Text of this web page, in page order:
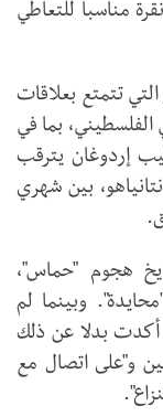
مناسبا للتعاطي
تتمتع بعلاقات
الفلسطيني، بما في
إردوغان يترقب
بين شهري
هجوم "حماس"،
وبينما لم
أكدت بدلا عن ذلك
و"على اتصال مع